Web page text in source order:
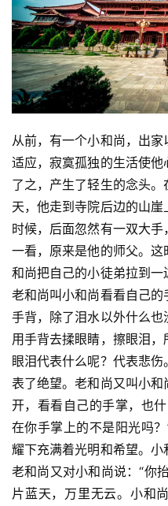
八
点
僧
音
高
僧
访
谈
心
乐
菩
提
专
题
公
益
慈
善
佛
从前，有一个小和尚，出
适应，寂寞孤独的生活使
了之，产生了轻生的念头
天，他走到寺院后边的山
时候，后面忽然有一双大
一看，原来是他的师父。
和尚把自己的小徒弟拉到一
老和尚叫小和尚看看自己
手背，除了泪水以外什么
用手背去揉眼睛，擦眼泪，
眼泪代表什么呢？代表悲
表了绝望。老和尚又叫小
开，看看自己的手掌，也
在你手掌上的不是阳光吗
耀下充满着光明和希望。小
老和尚又对小和尚说：“你
片蓝天，万里无云。小和